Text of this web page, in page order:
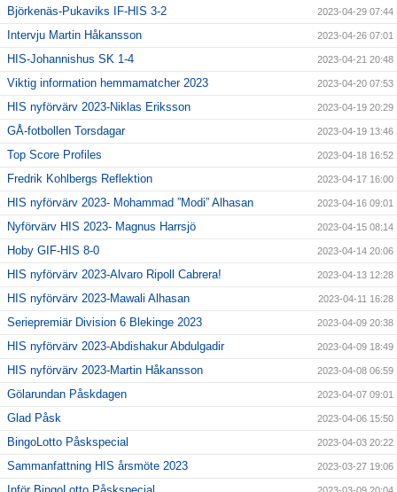
Björkenäs-Pukaviks IF-HIS 3-2 2023-04-29 07:44
Intervju Martin Håkansson 2023-04-26 07:01
HIS-Johannishus SK 1-4 2023-04-21 20:48
Viktig information hemmamatcher 2023 2023-04-20 07:53
HIS nyförvärv 2023-Niklas Eriksson 2023-04-19 20:29
GÅ-fotbollen Torsdagar 2023-04-19 13:46
Top Score Profiles 2023-04-18 16:52
Fredrik Kohlbergs Reflektion 2023-04-17 16:00
HIS nyförvärv 2023- Mohammad ”Modi” Alhasan 2023-04-16 09:01
Nyförvärv HIS 2023- Magnus Harrsjö 2023-04-15 08:14
Hoby GIF-HIS 8-0 2023-04-14 20:06
HIS nyförvärv 2023-Alvaro Ripoll Cabrera! 2023-04-13 12:28
HIS nyförvärv 2023-Mawali Alhasan 2023-04-11 16:28
Seriepremiär Division 6 Blekinge 2023 2023-04-09 20:38
HIS nyförvärv 2023-Abdishakur Abdulgadir 2023-04-09 18:49
HIS nyförvärv 2023-Martin Håkansson 2023-04-08 06:59
Gölarundan Påskdagen 2023-04-07 09:01
Glad Påsk 2023-04-06 15:50
BingoLotto Påskspecial 2023-04-03 20:22
Sammanfattning HIS årsmöte 2023 2023-03-27 19:06